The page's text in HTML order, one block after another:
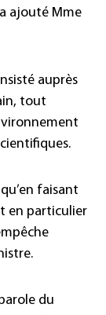
ajouté Mme
auprès
tout
faisant
en particulier
du